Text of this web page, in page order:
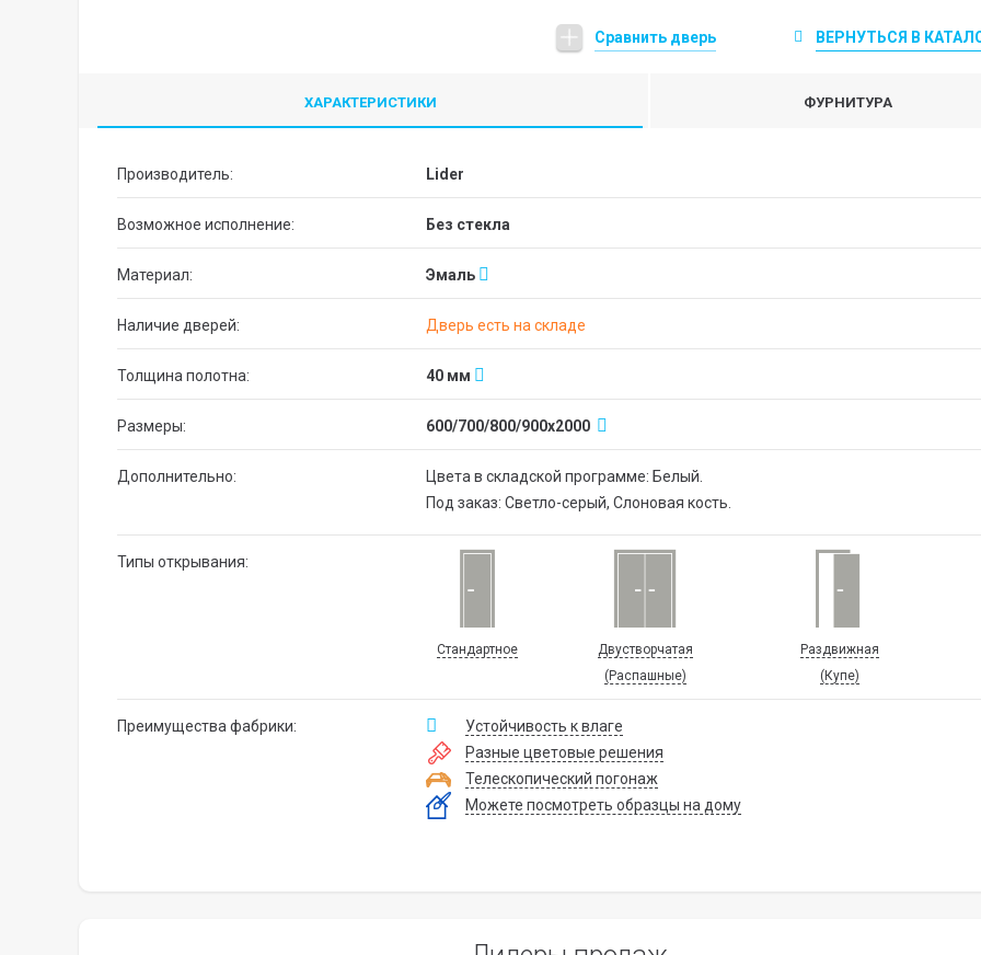
Сравнить дверь ВЕРНУТЬСЯ В
ХАРАКТЕРИСТИКИ ФУРНИТУРА
Производитель: Lider
Возможное исполнение: без стекла
Материал: Эмаль
Наличие дверей: Дверь есть на складе
Толщина полотна: 40 мм
Размеры: 600/700/800/900х2000
Дополнительно:
Цвета в складской программе: Белый.
Под заказ: Светло-серый, Слоновая кость.
Типы открывания:
Стандартное
Двустворчатая
(Распашные)
Раздвижная
(Купе)
Преимущества фабрики:
Устойчивость к влаге
Разные цветовые решения
Телескопический погонаж
Можете посмотреть образцы на дому